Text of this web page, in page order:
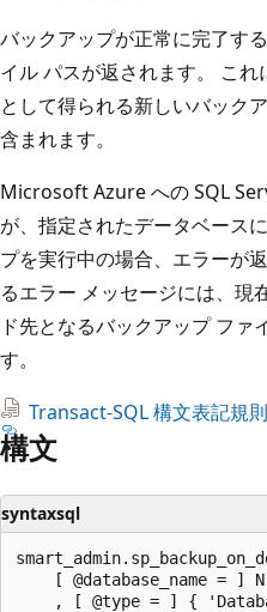
バックアップが正常に完了す
イル パスが返されます。 こ
として得られる新しいバック
含まれます。
Microsoft Azure への SQL
が、指定されたデータベース
プを実行中の場合、エラーが
るエラー メッセージには、現
ド先となるバックアップ ファ
す。
Transact-SQL 構文表記規則
構文
syntaxsql
[ @database_name = ]
, [ @type = ] {